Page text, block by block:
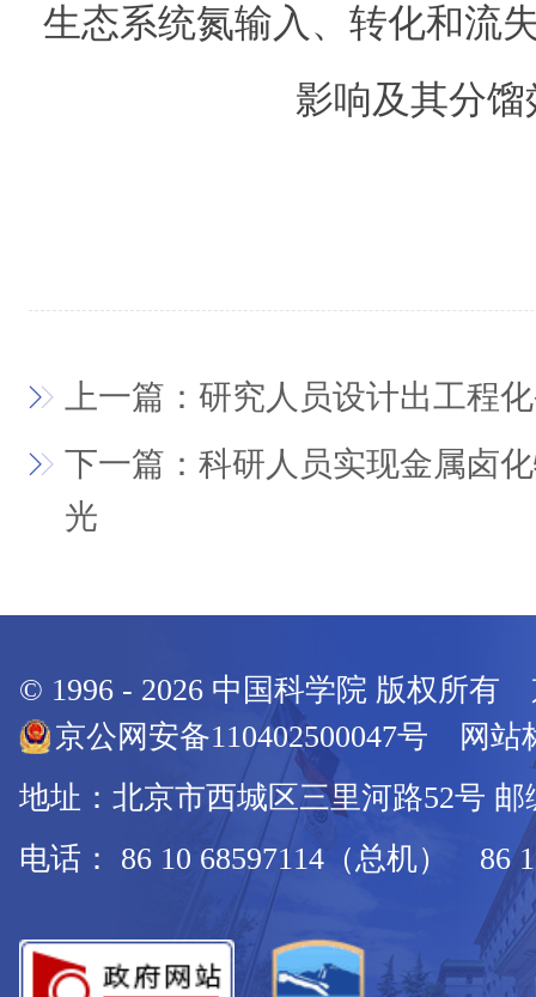
生态系统氮输入、转化和流
影响及其分馏
上一篇：研究人员设计出工程
下一篇：科研人员实现金属卤
光
© 1996 - 2026 中国科学院 版权所有
京公网安备110402500047号 网站
地址：北京市西城区三里河路52号 邮
电话： 86 10 68597114（总机） 86